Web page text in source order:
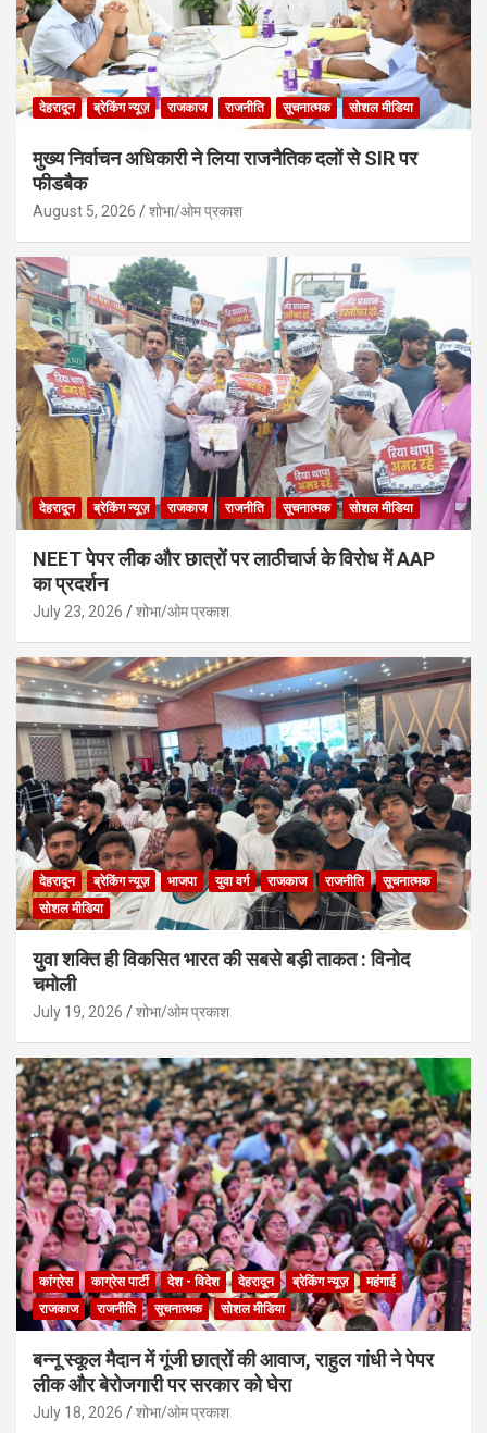
देहरादून ब्रेकिंग न्यूज़ राजकाज राजनीति सूचनात्मक सोशल मीडिया
मुख्य निर्वाचन अधिकारी ने लिया राजनैतिक दलों से SIR पर
फीडबैक
August 5, 2026 शोभा/ओम प्रकाश
देहरादून ब्रेकिंग न्यूज़ राजकाज राजनीति सूचनात्मक सोशल मीडिया
NEET पेपर लीक और छात्रों पर लाठीचार्ज के विरोध में AAP
का प्रदर्शन
July 23, 2026 शोभा/ओम प्रकाश
देहरादून ब्रेकिंग न्यूज़ भाजपा युवा वर्ग राजकाज राजनीति
सूचनात्मक
सोशल मीडिया
युवा शक्ति ही विकसित भारत की सबसे बड़ी ताकत : विनोद
चमोली
July 19, 2026 शोभा/ओम प्रकाश
कांग्रेस काग्रेस पार्टी देश - विदेश देहरादून ब्रेकिंग न्यूज़
महंगाई
राजकाज
राजनीति सूचनात्मक सोशल मीडिया
बन्नू स्कूल मैदान में गूंजी छात्रों की आवाज, राहुल गांधी ने पेपर
लीक और बेरोजगारी पर सरकार को घेरा
July 18, 2026 शोभा/ओम प्रकाश